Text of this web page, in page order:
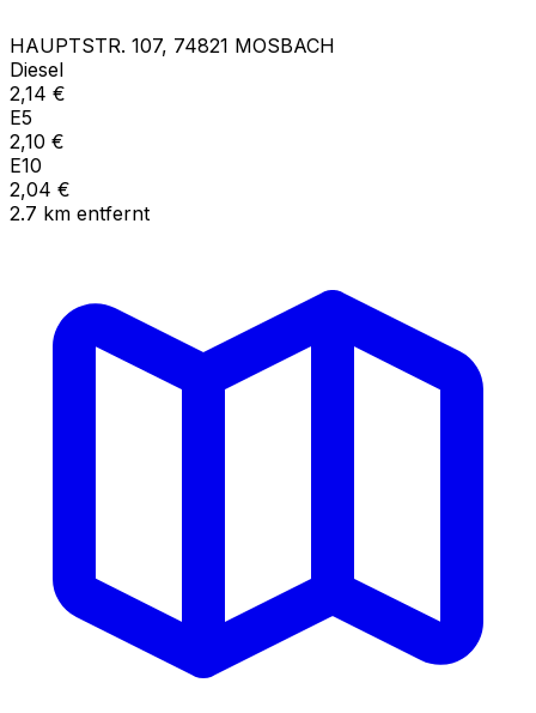
HAUPTSTR. 107, 74821 MOSBACH
Diesel
2,14 €
E5
2,10 €
E10
2,04 €
2.7 km entfernt